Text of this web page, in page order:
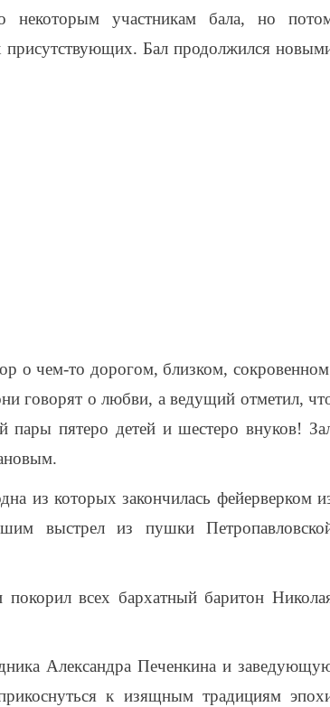
участникам бала, но
присутствующих. Бал продолжился
о чем-то дорогом, близком,
говорят о любви, а ведущий отметил,
пары пятеро детей и шес­теро внуков!
из которых закончилась фейерверком
выстрел из пушки
всех бархатный баритон
Александра Печенкина и
к изящным традициям